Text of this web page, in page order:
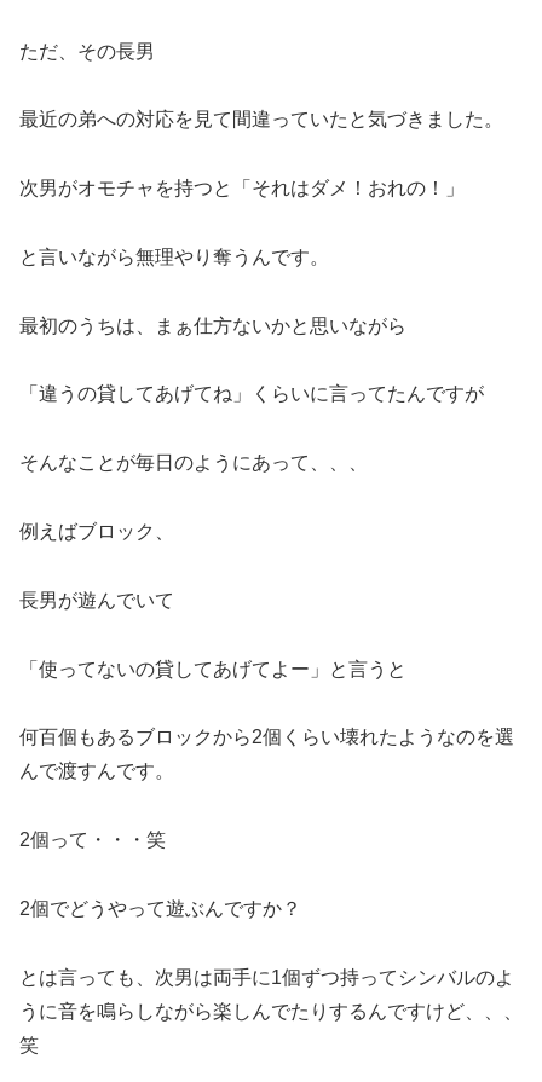
ただ、その長男
最近の弟への対応を見て間違っていたと気づきました。
次男がオモチャを持つと「それはダメ！おれの！」
と言いながら無理やり奪うんです。
最初のうちは、まぁ仕方ないかと思いながら
「違うの貸してあげてね」くらいに言ってたんですが
そんなことが毎日のようにあって、、、
例えばブロック、
長男が遊んでいて
「使ってないの貸してあげてよー」と言うと
何百個もあるブロックから2個くらい壊れたようなのを選
んで渡すんです。
2個って・・・笑
2個でどうやって遊ぶんですか？
とは言っても、次男は両手に1個ずつ持ってシンバルのよ
うに音を鳴らしながら楽しんでたりするんですけど、、、
笑